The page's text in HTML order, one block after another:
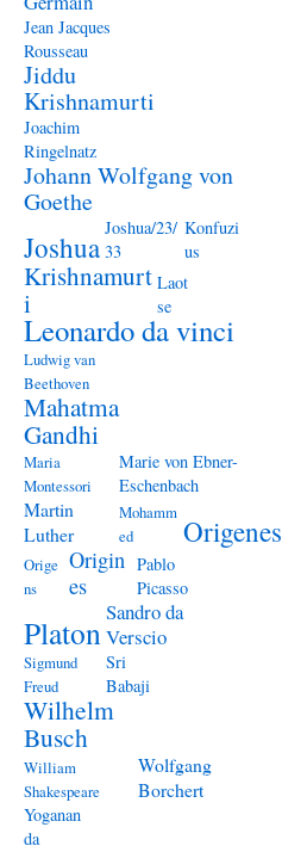
Jean Jacques
Rousseau
Jiddu
Krishnamurti
Joachim
Ringelnatz
Johann Wolfgang von
Goethe
Joshua
Joshua/23/
33
Konfuzi
us
Krishnamurt
i
Laot
se
Leonardo da vinci
Ludwig van
Beethoven
Mahatma
Gandhi
Maria
Montessori
Marie von Ebner-
Eschenbach
Martin
Luther
Mohamm
ed
Origenes
Orige
ns
Origin
es
Pablo
Picasso
Platon
Sandro da
Verscio
Sigmund
Freud
Sri
Babaji
Wilhelm
Busch
William
Shakespeare
Wolfgang
Borchert
Yoganan
da